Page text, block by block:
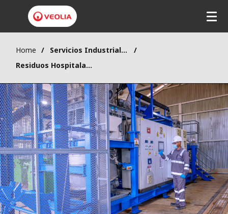
contenido
principal
Home
Servicios Industriales
Residuos Hospitalarios